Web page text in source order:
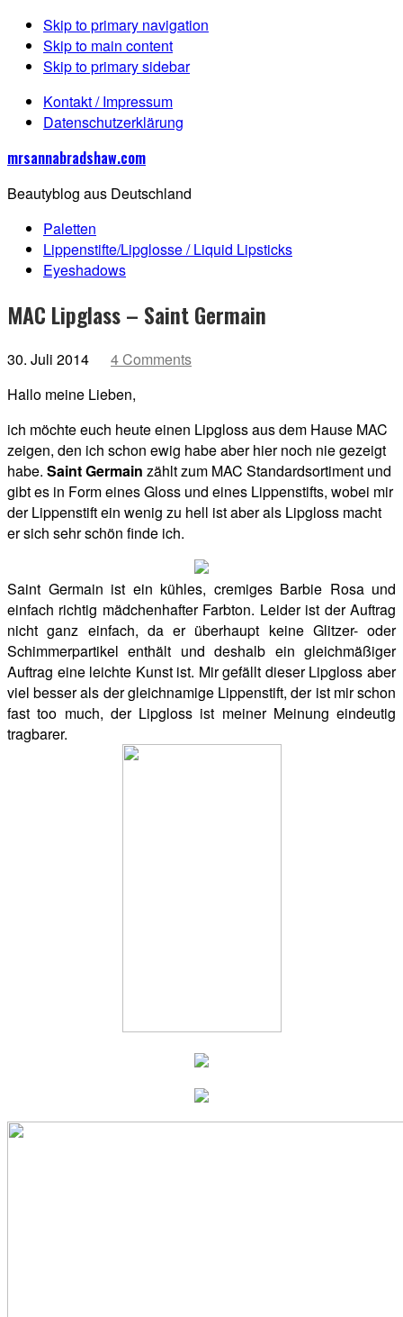
Skip to primary navigation
Skip to main content
Skip to primary sidebar
Kontakt / Impressum
Datenschutzerklärung
mrsannabradshaw.com
Beautyblog aus Deutschland
Paletten
Lippenstifte/Lipglosse / Liquid Lipsticks
Eyeshadows
MAC Lipglass – Saint Germain
30. Juli 2014
4 Comments
Hallo meine Lieben,
ich möchte euch heute einen Lipgloss aus dem Hause MAC
zeigen, den ich schon ewig habe aber hier noch nie gezeigt
habe. Saint Germain zählt zum MAC Standardsortiment und
gibt es in Form eines Gloss und eines Lippenstifts, wobei mir
der Lippenstift ein wenig zu hell ist aber als Lipgloss macht
er sich sehr schön finde ich.
Saint Germain ist ein kühles, cremiges Barbie Rosa und
einfach richtig mädchenhafter Farbton. Leider ist der Auftrag
nicht ganz einfach, da er überhaupt keine Glitzer- oder
Schimmerpartikel enthält und deshalb ein gleichmäßiger
Auftrag eine leichte Kunst ist. Mir gefällt dieser Lipgloss aber
viel besser als der gleichnamige Lippenstift, der ist mir schon
fast too much, der Lipgloss ist meiner Meinung eindeutig
tragbarer.